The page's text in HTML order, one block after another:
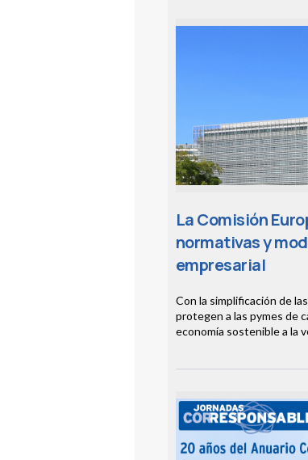
La Comisión
normativas y
empresarial
Con la simplificación de
protegen a las pymes de
economía sostenible a la